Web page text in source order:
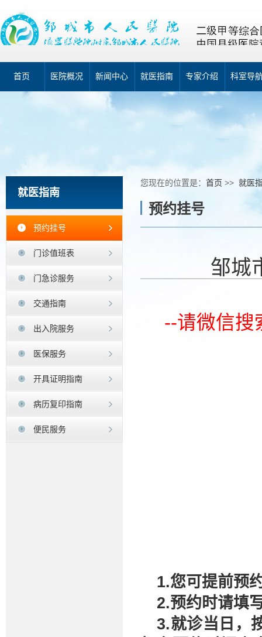
首页 医院概况 新闻中心 就医指南 专家介绍 科室导
就医指南
预约挂号
门诊值班表
门急诊服务
交通指南
出入院服务
医保服务
开具证明指南
病历复印指南
便民服务
您现在的位置是： 首页 >> 就医
预约挂号
邹城
--请微信搜
1.您可提前预
2.预约时请填
3.就诊当日，